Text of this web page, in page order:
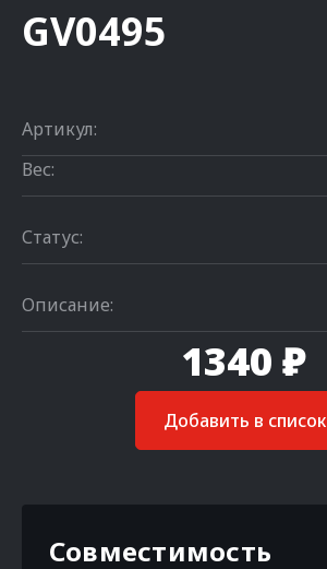
GV0495
Артикул:
Вес:
Статус:
Описание:
1340 ₽
Добавить в список
Совместимость